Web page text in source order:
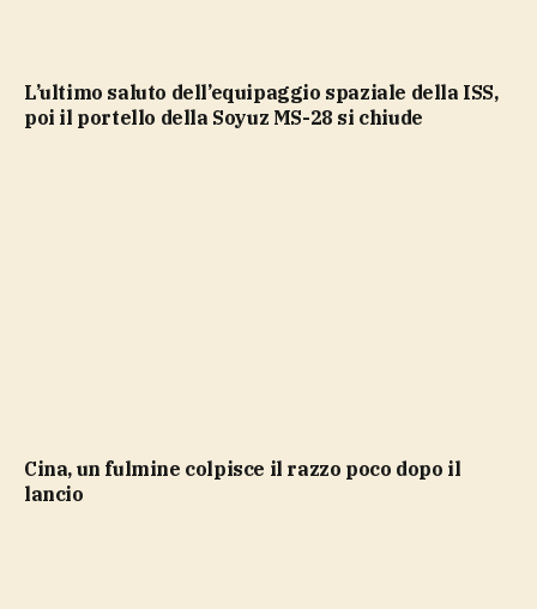
L’ultimo saluto dell’equipaggio spaziale della ISS,
poi il portello della Soyuz MS-28 si chiude
Cina, un fulmine colpisce il razzo poco dopo il
lancio